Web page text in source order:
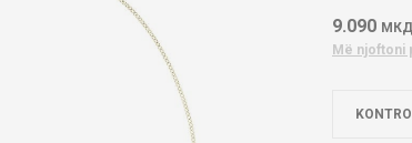
9.090 МКД
Më njoftoni